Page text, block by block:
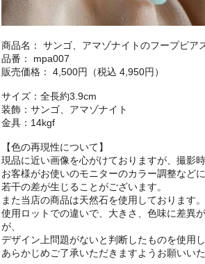
商品名： サンゴ、アマゾナイトのフープピア
品番： mpa007
販売価格： 4,500円（税込 4,950円）
サイズ：全長約3.9cm
装飾：サンゴ、アマゾナイト
金具：14kgf
【色の再現性について】
現品に近い画像を心がけておりますが、撮影時
お客様がお使いのモニターのカラー調整などに
若干の差が生じることがございます。
また当店の商品は天然石を使用しております。
使用ロットでの違いで、大きさ、色味に差異
が、
デザイン上問題がないと判断したものを使用し
あらかじめご了承いただきますようお願いいた